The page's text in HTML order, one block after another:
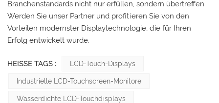
Branchenstandards nicht nur erfüllen, sondern übertreffen.
Werden Sie unser Partner und profitieren Sie von den
Vorteilen modernster Displaytechnologie, die für Ihren
Erfolg entwickelt wurde.
HEISSE TAGS : LCD-Touch-Displays
Industrielle LCD-Touchscreen-Monitore
Wasserdichte LCD-Touchdisplays